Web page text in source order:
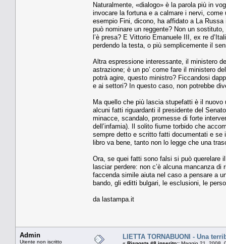
Naturalmente, «dialogo» è la parola più in
invocare la fortuna e a calmare i nervi,
esempio Fini, dicono, ha affidato a La
può nominare un reggente? Non un
l’è presa? E Vittorio Emanuele III, ex re
perdendo la testa, o più semplicemente il
Altra espressione interessante, il ministero
astrazione; è un po’ come fare il ministero
potrà agire, questo ministro? Ficcandosi
e ai settori? In questo caso, non potrebbe
Ma quello che più lascia stupefatti è il
alcuni fatti riguardanti il presidente del
minacce, scandalo, promesse di forte
dell’infamia). Il solito fiume torbido che
sempre detto e scritto fatti documentati e
libro va bene, tanto non lo legge che una
Ora, se quei fatti sono falsi si può querelare
lasciar perdere: non c’è alcuna mancanza
faccenda simile aiuta nel caso a pensare a
bando, gli editti bulgari, le esclusioni, le
da lastampa.it
Admin
Utente non iscritto
LIETTA TORNABUONI - Una